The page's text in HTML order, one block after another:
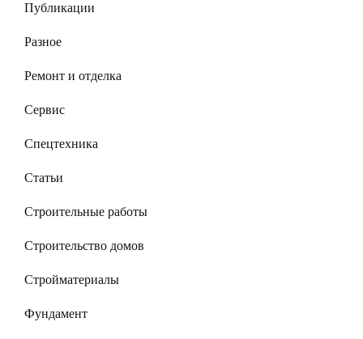
Публикации
Разное
Ремонт и отделка
Сервис
Спецтехника
Статьи
Строительные работы
Строительство домов
Стройматериалы
Фундамент